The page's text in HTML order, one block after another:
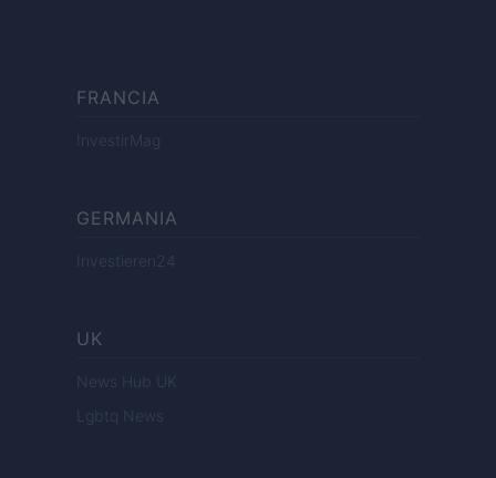
FRANCIA
InvestirMag
GERMANIA
Investieren24
UK
News Hub UK
Lgbtq News